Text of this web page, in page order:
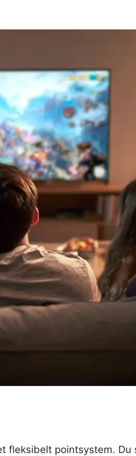
fleksibelt pointsystem.